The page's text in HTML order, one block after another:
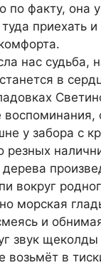
по факту, она
приехать и
нас судьба,
в
у забора с
резных
вокруг
морская
и
звук щеколды
возьмёт в